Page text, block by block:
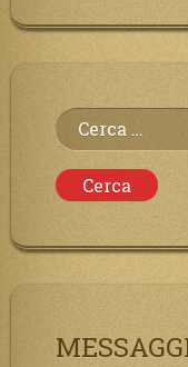
Ricerca
per: